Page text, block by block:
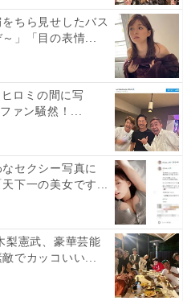
ちら見せしたバス
」「目の表情...
ロミの間に写
ァン騒然！...
セクシー写真に
天下一の美女です...
梨憲武、豪華芸能
でカッコいい...